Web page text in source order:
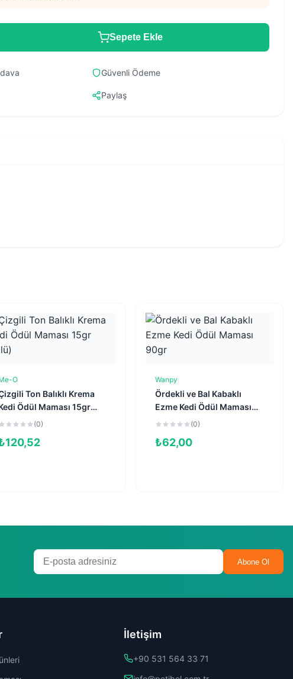
Sepete Ekle
Güvenli Ödeme
Paylaş
O
Ton Balıklı Krema
Ödül Maması 15gr
(4'lü)
(0)
120,52
Wanpy
Ördekli ve Bal Kabaklı
Ezme Kedi Ödül Maması
90gr
(0)
₺62,00
Abone Ol
İletişim
+90 531 564 33 71